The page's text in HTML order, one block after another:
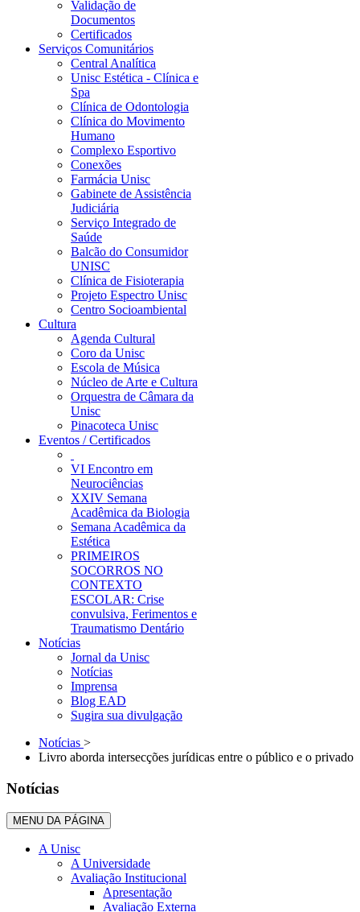
Validação de
Documentos
Certificados
Serviços Comunitários
Central Analítica
Unisc Estética - Clínica e
Spa
Clínica de Odontologia
Clínica do Movimento
Humano
Complexo Esportivo
Conexões
Farmácia Unisc
Gabinete de Assistência
Judiciária
Serviço Integrado de
Saúde
Balcão do Consumidor
UNISC
Clínica de Fisioterapia
Projeto Espectro Unisc
Centro Socioambiental
Cultura
Agenda Cultural
Coro da Unisc
Escola de Música
Núcleo de Arte e Cultura
Orquestra de Câmara da
Unisc
Pinacoteca Unisc
Eventos / Certificados
VI Encontro em
Neurociências
XXIV Semana
Acadêmica da Biologia
Semana Acadêmica da
Estética
PRIMEIROS
SOCORROS NO
CONTEXTO
ESCOLAR: Crise
convulsiva, Ferimentos e
Traumatismo Dentário
Notícias
Jornal da Unisc
Notícias
Imprensa
Blog EAD
Sugira sua divulgação
Notícias >
Livro aborda intersecções jurídicas entre o público e o privado
Notícias
MENU DA PÁGINA
A Unisc
A Universidade
Avaliação Institucional
Apresentação
Avaliação Externa